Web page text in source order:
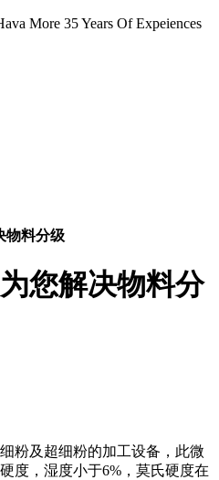
More 35 Years Of Expeiences
物料分级
您解决物料分
粉及超细粉的加工设备，此微
度，湿度小于6%，莫氏硬度在